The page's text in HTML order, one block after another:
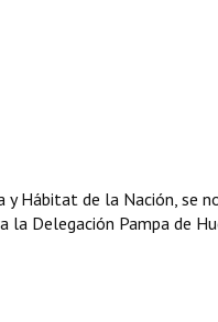
y Hábitat de la Nación, se
Delegación Pampa de